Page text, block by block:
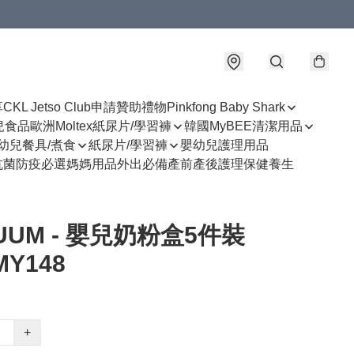
CKL Jetso Club申請贊助禮物Pinkfong Baby Shark
食品歐洲Moltex紙尿片/學習褲
韓國MyBEE清潔用品
兒餐具/煮食 紙尿片/學習褲
嬰幼兒護理用品
菌防疫必選媽媽用品外出必備產前產後護理保健養生
- 嬰兒奶粉盒5件裝
+